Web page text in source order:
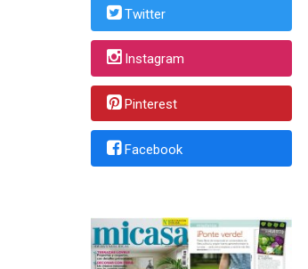
Twitter
Instagram
Pinterest
Facebook